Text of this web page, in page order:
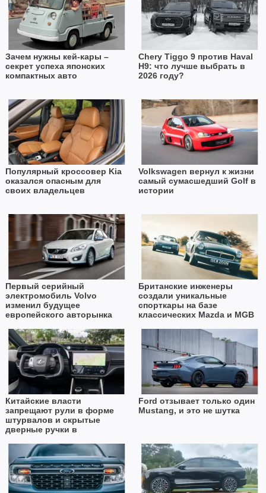
Зачем нужны кей-кары –
секрет успеха японских
компактных авто
Chery Tiggo 9 против Haval
H9: что лучше выбрать в
2026 году?
Популярный кроссовер Kia
оказался опасным для
своих владельцев
Volkswagen вернул к жизни
самый сумасшедший Golf в
истории
Первый серийный
электромобиль Volvo
изменил будущее
европейского авторынка
Британские инженеры
создали уникальные
спорткары на базе
классических Mazda и MGB
Китайские власти
запрещают рули в форме
штурвалов и скрытые
дверные ручки в
Ford отзывает только один
Mustang, и это не шутка